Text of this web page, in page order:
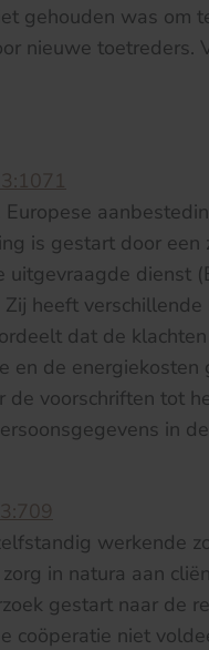
gehouden was om
nieuwe
is gestart door
uitgevraagde dienst
heeft
dat de
en de
de voorschriften tot
in
werkende
in natura aan
gestart naar de
coöperatie niet